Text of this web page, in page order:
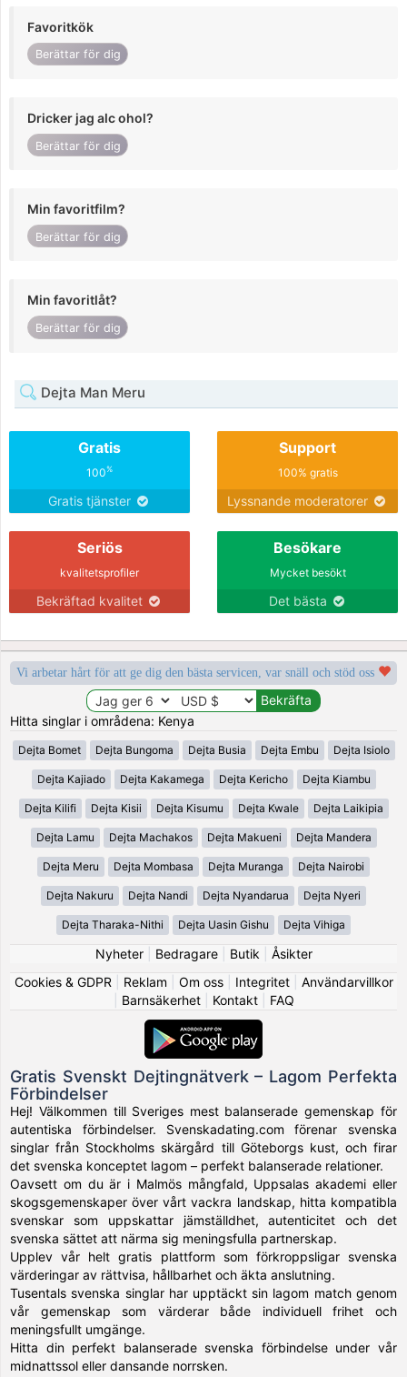
Favoritkök
Berättar för dig
Dricker jag alc ohol?
Berättar för dig
Min favoritfilm?
Berättar för dig
Min favoritlåt?
Berättar för dig
Dejta Man Meru
Gratis
100%
Gratis tjänster
Support
100% gratis
Lyssnande moderatorer
Seriös
kvalitetsprofiler
Bekräftad kvalitet
Besökare
Mycket besökt
Det bästa
Vi arbetar hårt för att ge dig den bästa servicen, var snäll och stöd oss
Hitta singlar i områdena: Kenya
Dejta Bomet Dejta Bungoma Dejta Busia Dejta Embu Dejta Isiolo
Dejta Kajiado Dejta Kakamega Dejta Kericho Dejta Kiambu
Dejta Kilifi Dejta Kisii Dejta Kisumu Dejta Kwale Dejta Laikipia
Dejta Lamu Dejta Machakos Dejta Makueni Dejta Mandera
Dejta Meru Dejta Mombasa Dejta Muranga Dejta Nairobi
Dejta Nakuru Dejta Nandi Dejta Nyandarua Dejta Nyeri
Dejta Tharaka-Nithi Dejta Uasin Gishu Dejta Vihiga
Nyheter| Bedragare| Butik
Åsikter
Cookies & GDPR
Reklam Om oss| Integritet| Användarvillkor
Barnsäkerhet| Kontakt| FAQ
Gratis Svenskt Dejtingnätverk – Lagom Perfekta
Förbindelser
Hej! Välkommen till Sveriges mest balanserade gemenskap för
autentiska förbindelser. Svenskadating.com förenar svenska
singlar från Stockholms skärgård till Göteborgs kust, och firar
det svenska konceptet lagom – perfekt balanserade relationer.
Oavsett om du är i Malmös mångfald, Uppsalas akademi eller
skogsgemenskaper över vårt vackra landskap, hitta kompatibla
svenskar som uppskattar jämställdhet, autenticitet och det
svenska sättet att närma sig meningsfulla partnerskap.
Upplev vår helt gratis plattform som förkroppsligar svenska
värderingar av rättvisa, hållbarhet och äkta anslutning.
Tusentals svenska singlar har upptäckt sin lagom match genom
vår gemenskap som värderar både individuell frihet och
meningsfullt umgänge.
Hitta din perfekt balanserade svenska förbindelse under vår
midnattssol eller dansande norrsken.